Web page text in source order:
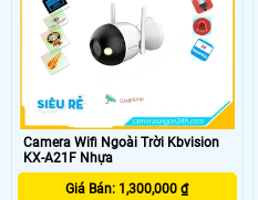
xem ban đêm Full Color tới 30m.
Camera Wifi Ngoài Trời Kbvision
KX-A21F Nhựa
Giá Bán: 1,300,000 ₫